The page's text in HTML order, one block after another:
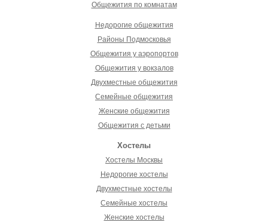
Общежития по комнатам
Недорогие общежития
Районы Подмосковья
Общежития у аэропортов
Общежития у вокзалов
Двухместные общежития
Семейные общежития
Женские общежития
Общежития с детьми
Хостелы
Хостелы Москвы
Недорогие хостелы
Двухместные хостелы
Семейные хостелы
Женские хостелы